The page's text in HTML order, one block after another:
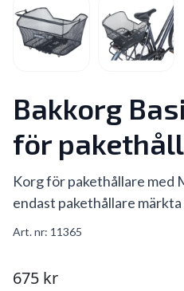
Bakkorg
för
Korg för pakethållare med
endast pakethållare
Art. nr: 11365
675 kr